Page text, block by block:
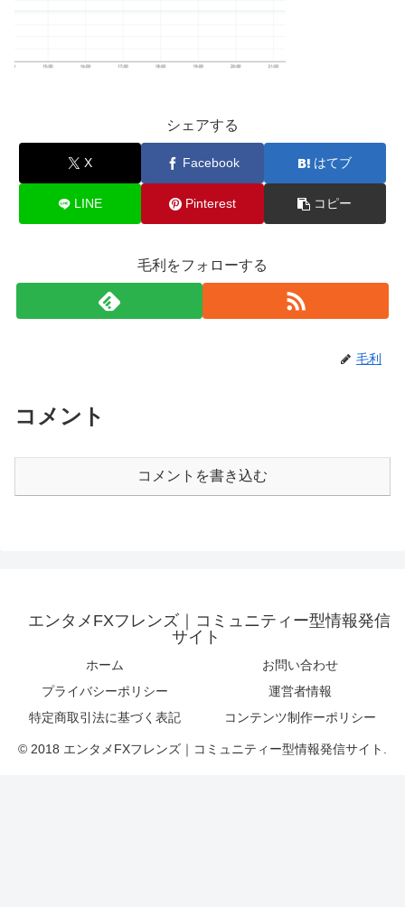
シェアする
X Facebook はてブ
LINE Pinterest コピー
毛利をフォローする
毛利
コメント
コメントを書き込む
エンタメFXフレンズ｜コミュニティー型情報発信
サイト
ホーム
お問い合わせ
プライバシーポリシー
運営者情報
特定商取引法に基づく表記
コンテンツ制作ーポリシー
© 2018 エンタメFXフレンズ｜コミュニティー型情報発信サイト.